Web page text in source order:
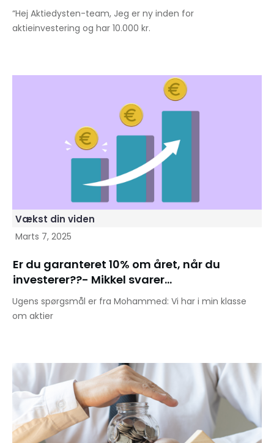
“Hej Aktiedysten-team, Jeg er ny inden for
aktieinvestering og har 10.000 kr.
Vækst din viden
Marts 7, 2025
Er du garanteret 10% om året, når du
investerer??- Mikkel svarer…
Ugens spørgsmål er fra Mohammed: Vi har i min klasse
om aktier